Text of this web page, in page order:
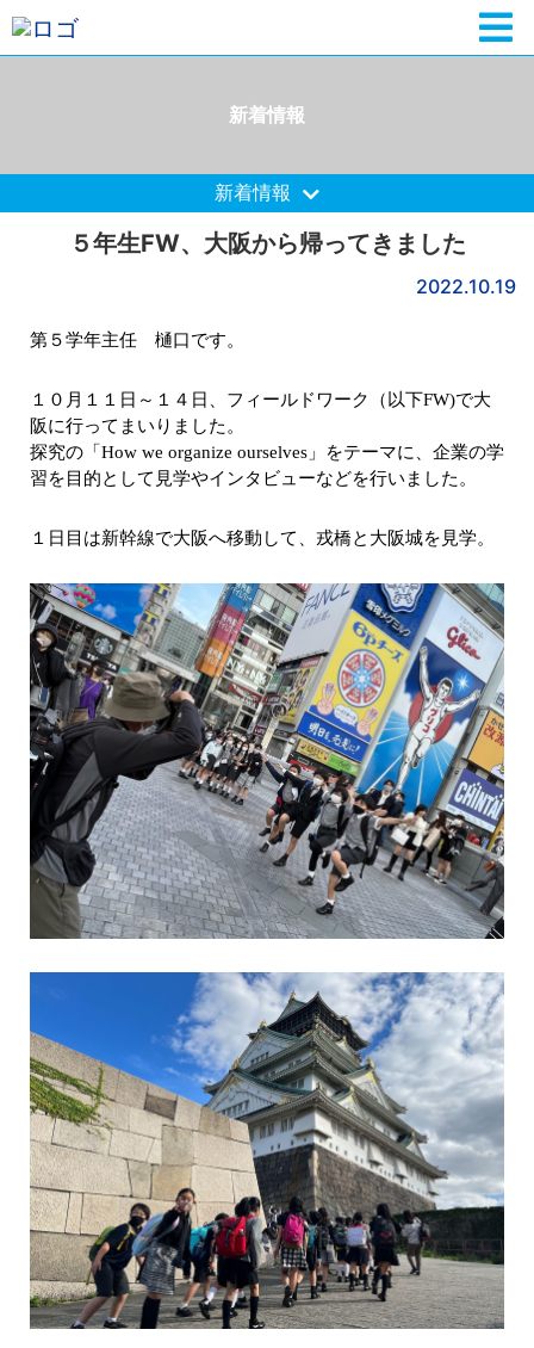
新着情報
新着情報
５年生FW、大阪から帰ってきました
2022.10.19
第５学年主任 樋口です。
１０月１１日～１４日、フィールドワーク（以下FW)で大
阪に行ってまいりました。
探究の「How we organize ourselves」をテーマに、企業の学
習を目的として見学やインタビューなどを行いました。
１日目は新幹線で大阪へ移動して、戎橋と大阪城を見学。